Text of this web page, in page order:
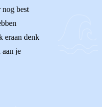
nog best
eraan denk
je